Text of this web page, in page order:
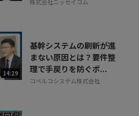
14:29
基幹システムの刷新が進
まない原因とは？要件整
理で手戻りを防ぐポ...
コベルコシステム株式会社